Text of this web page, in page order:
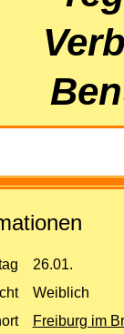
26.01.
Weiblich
Freiburg im